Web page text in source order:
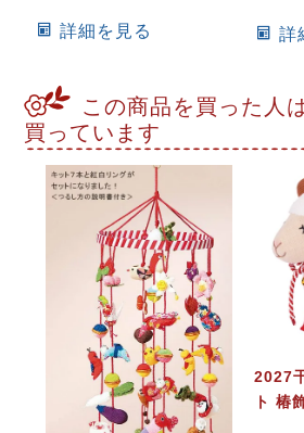
詳細を見る 詳
この商品を買った人
買っています
2027
ト 椿